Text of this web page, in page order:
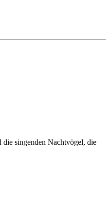
die singenden Nachtvögel, die